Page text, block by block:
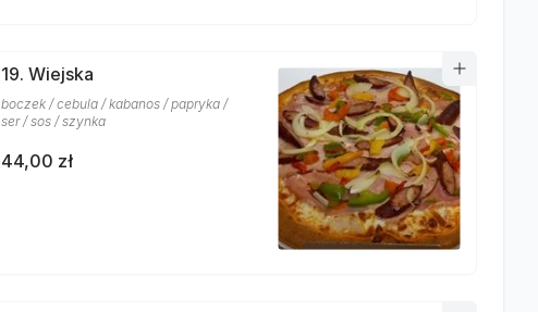
19. Wiejska
boczek / cebula / kabanos / papryka /
ser / sos / szynka
44,00 zł